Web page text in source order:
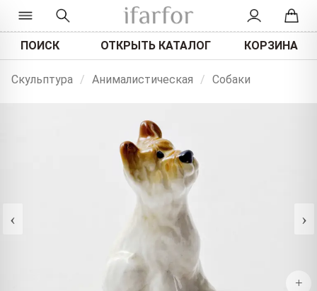
ПОИСК ОТКРЫТЬ КАТАЛОГ КОРЗИНА
Скульптура / Анималистическая / Собаки
‹ ›
+